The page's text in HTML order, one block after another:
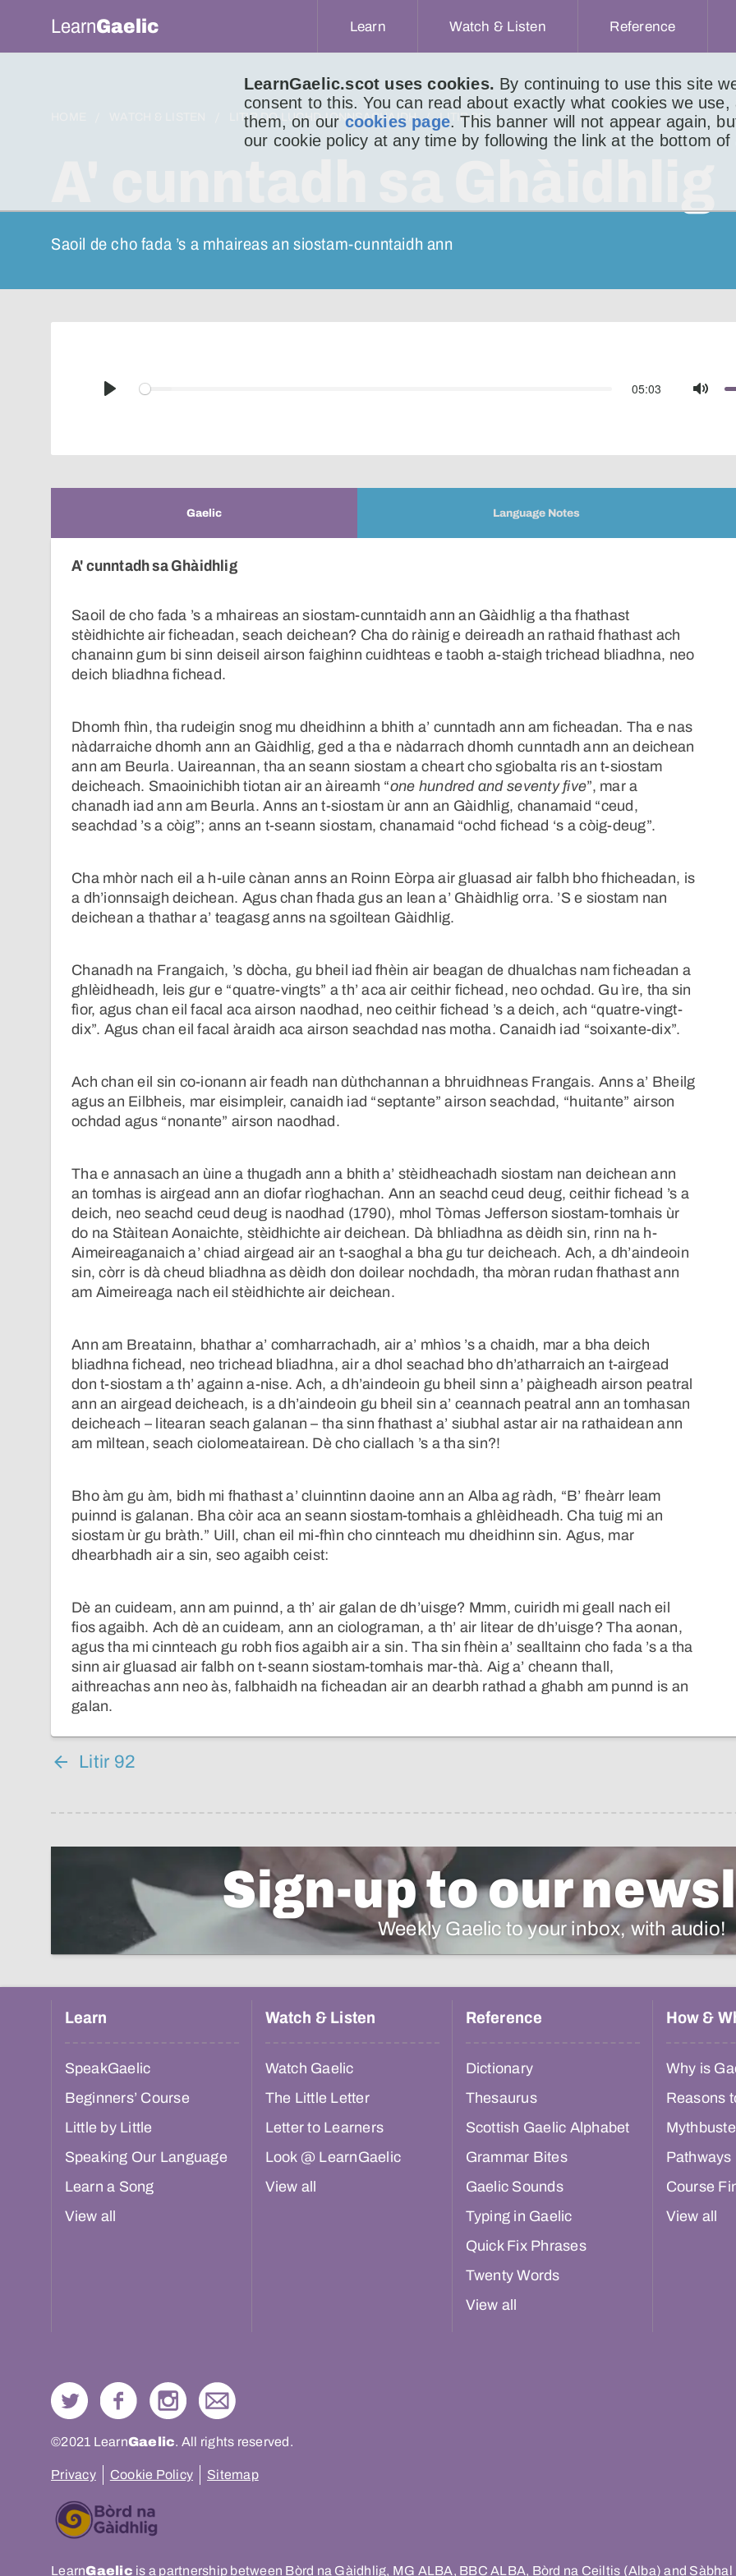
LearnGaelic.scot uses cookies. By continuing to use this site
consent to this. You can read about exactly what cookies we
them, on our cookies page. This banner will not appear again,
our cookie policy at any time by following the link at the bottom of
LearnGaelic Learn Watch & Listen Reference
LITIR DO LUCHD-IONNSACHAIDH LITIR 93
Saoil de cho fada ’s a mhaireas an siostam-cunntaidh ann
Play
05:03
Mute
Gaelic Language Notes
A' cunntadh sa Ghàidhlig
Saoil de cho fada ’s a mhaireas an siostam-cunntaidh ann an Gàidhlig a tha fhathast
stèidhichte air ficheadan, seach deichean? Cha do ràinig e deireadh an rathaid fhathast ach
chanainn gum bi sinn deiseil airson faighinn cuidhteas e taobh a-staigh trichead bliadhna, neo
deich bliadhna fichead.
Dhomh fhìn, tha rudeigin snog mu dheidhinn a bhith a’ cunntadh ann am ficheadan. Tha e nas
nàdarraiche dhomh ann an Gàidhlig, ged a tha e nàdarrach dhomh cunntadh ann an deichean
ann am Beurla. Uaireannan, tha an seann siostam a cheart cho sgiobalta ris an t-siostam
deicheach. Smaoinichibh tiotan air an àireamh “one hundred and seventy five”, mar a
chanadh iad ann am Beurla. Anns an t-siostam ùr ann an Gàidhlig, chanamaid “ceud,
seachdad ’s a còig”; anns an t-seann siostam, chanamaid “ochd fichead ‘s a còig-deug”.
Cha mhòr nach eil a h-uile cànan anns an Roinn Eòrpa air gluasad air falbh bho fhicheadan, is
a dh’ionnsaigh deichean. Agus chan fhada gus an lean a’ Ghàidhlig orra. ’S e siostam nan
deichean a thathar a’ teagasg anns na sgoiltean Gàidhlig.
Chanadh na Frangaich, ’s dòcha, gu bheil iad fhèin air beagan de dhualchas nam ficheadan a
ghlèidheadh, leis gur e “quatre-vingts” a th’ aca air ceithir fichead, neo ochdad. Gu ìre, tha sin
fìor, agus chan eil facal aca airson naodhad, neo ceithir fichead ’s a deich, ach “quatre-vingt-
dix”. Agus chan eil facal àraidh aca airson seachdad nas motha. Canaidh iad “soixante-dix”.
Ach chan eil sin co-ionann air feadh nan dùthchannan a bhruidhneas Frangais. Anns a’ Bheilg
agus an Eilbheis, mar eisimpleir, canaidh iad “septante” airson seachdad, “huitante” airson
ochdad agus “nonante” airson naodhad.
Tha e annasach an ùine a thugadh ann a bhith a’ stèidheachadh siostam nan deichean ann
an tomhas is airgead ann an diofar rìoghachan. Ann an seachd ceud deug, ceithir fichead ’s a
deich, neo seachd ceud deug is naodhad (1790), mhol Tòmas Jefferson siostam-tomhais ùr
do na Stàitean Aonaichte, stèidhichte air deichean. Dà bhliadhna as dèidh sin, rinn na h-
Aimeireaganaich a’ chiad airgead air an t-saoghal a bha gu tur deicheach. Ach, a dh’aindeoin
sin, còrr is dà cheud bliadhna as dèidh don doilear nochdadh, tha mòran rudan fhathast ann
am Aimeireaga nach eil stèidhichte air deichean.
Ann am Breatainn, bhathar a’ comharrachadh, air a’ mhìos ’s a chaidh, mar a bha deich
bliadhna fichead, neo trichead bliadhna, air a dhol seachad bho dh’atharraich an t-airgead
don t-siostam a th’ againn a-nise. Ach, a dh’aindeoin gu bheil sinn a’ pàigheadh airson peatral
ann an airgead deicheach, is a dh’aindeoin gu bheil sin a’ ceannach peatral ann an tomhasan
deicheach – litearan seach galanan – tha sinn fhathast a’ siubhal astar air na rathaidean ann
am mìltean, seach ciolomeatairean. Dè cho ciallach ’s a tha sin?!
Bho àm gu àm, bidh mi fhathast a’ cluinntinn daoine ann an Alba ag ràdh, “B’ fheàrr leam
puinnd is galanan. Bha còir aca an seann siostam-tomhais a ghlèidheadh. Cha tuig mi an
siostam ùr gu bràth.” Uill, chan eil mi-fhìn cho cinnteach mu dheidhinn sin. Agus, mar
dhearbhadh air a sin, seo agaibh ceist:
Dè an cuideam, ann am puinnd, a th’ air galan de dh’uisge? Mmm, cuiridh mi geall nach eil
fios agaibh. Ach dè an cuideam, ann an ciolograman, a th’ air litear de dh’uisge? Tha aonan,
agus tha mi cinnteach gu robh fios agaibh air a sin. Tha sin fhèin a’ sealltainn cho fada ’s a tha
sinn air gluasad air falbh on t-seann siostam-tomhais mar-thà. Aig a’ cheann thall,
aithreachas ann neo às, falbhaidh na ficheadan air an dearbh rathad a ghabh am punnd is an
galan.
Litir 92
Sign-up to our
Weekly Gaelic to your inbox, with audio!
Learn
SpeakGaelic
Beginners’ Course
Little by Little
Speaking Our Language
Learn a Song
View all
Watch & Listen
Watch Gaelic
The Little Letter
Letter to Learners
Look @ LearnGaelic
View all
Reference
Dictionary
Thesaurus
Scottish Gaelic Alphabet
Grammar Bites
Gaelic Sounds
Typing in Gaelic
Quick Fix Phrases
Twenty Words
View all
How &
Why is
Reasons
Pathways
Course
View all
©2021 LearnGaelic. All rights reserved.
Privacy Cookie Policy Sitemap
LearnGaelic is a partnership between Bòrd na Gàidhlig, MG ALBA, BBC ALBA, Bòrd na Ceiltis (Alba) and Sàbhal